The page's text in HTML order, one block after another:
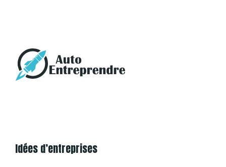
Idées d’entreprises